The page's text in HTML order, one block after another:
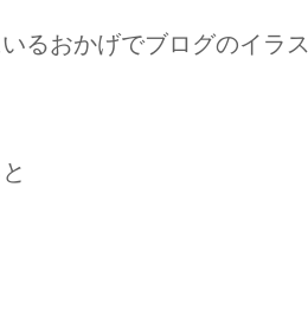
るおかげでブログのイラ